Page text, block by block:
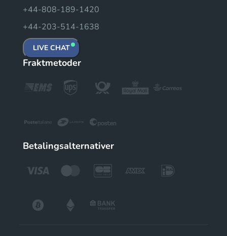
+44-808-189-1420
+44-203-514-1638
LIVE CHAT
Fraktmetoder
Betalingsalternativer